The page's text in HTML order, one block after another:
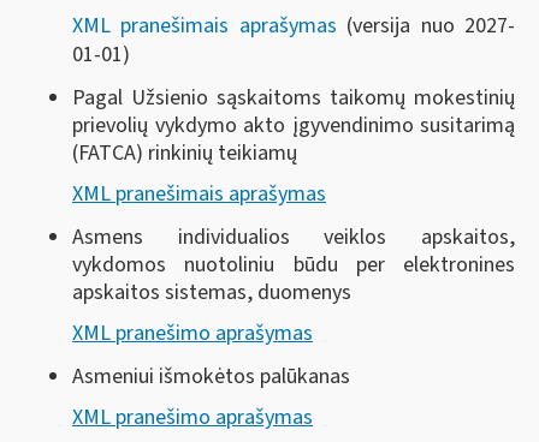
XML pranešimais aprašymas (versija nuo 2027-
01-01)
Pagal Užsienio sąskaitoms taikomų mokestinių
prievolių vykdymo akto įgyvendinimo susitarimą
(FATCA) rinkinių teikiamų
XML pranešimais aprašymas
Asmens individualios veiklos apskaitos,
vykdomos nuotoliniu būdu per elektronines
apskaitos sistemas, duomenys
XML pranešimo aprašymas
Asmeniui išmokėtos palūkanas
XML pranešimo aprašymas